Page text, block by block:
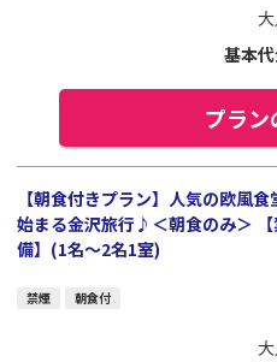
基本
プラン
【朝食付きプラン】人気の欧風
始まる金沢旅行♪＜朝食のみ＞
備】(1名～2名1室)
禁煙 朝食付